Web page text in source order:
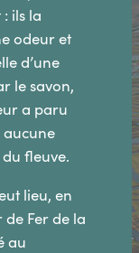
ils la
odeur et
d’une
le savon,
a paru
aucune
fleuve.
lieu, en
de Fer de la
au